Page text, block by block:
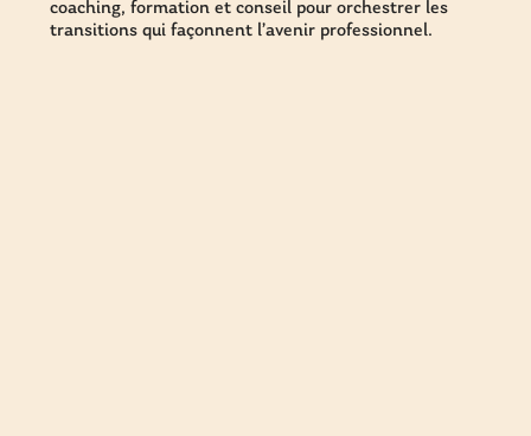
coaching, formation et conseil pour orchestrer les
transitions qui façonnent l’avenir professionnel.